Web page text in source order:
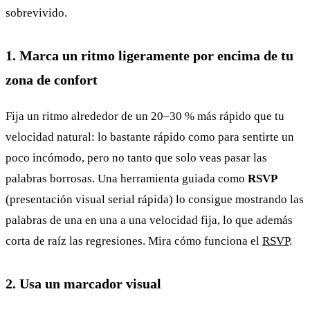
sobrevivido.
1. Marca un ritmo ligeramente por encima de tu
zona de confort
Fija un ritmo alrededor de un 20–30 % más rápido que tu
velocidad natural: lo bastante rápido como para sentirte un
poco incómodo, pero no tanto que solo veas pasar las
palabras borrosas. Una herramienta guiada como RSVP
(presentación visual serial rápida) lo consigue mostrando las
palabras de una en una a una velocidad fija, lo que además
corta de raíz las regresiones. Mira cómo funciona el RSVP.
2. Usa un marcador visual